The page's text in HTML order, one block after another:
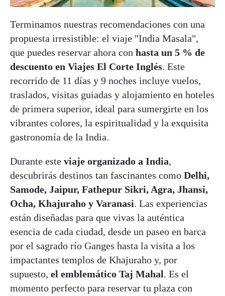
Terminamos nuestras recomendaciones con una
propuesta irresistible: el viaje "India Masala",
que puedes reservar ahora con hasta un 5 % de
descuento en Viajes El Corte Inglés. Este
recorrido de 11 días y 9 noches incluye vuelos,
traslados, visitas guiadas y alojamiento en hoteles
de primera superior, ideal para sumergirte en los
vibrantes colores, la espiritualidad y la exquisita
gastronomía de la India.
Durante este viaje organizado a India,
descubrirás destinos tan fascinantes como Delhi,
Samode, Jaipur, Fathepur Sikri, Agra, Jhansi,
Ocha, Khajuraho y Varanasi. Las experiencias
están diseñadas para que vivas la auténtica
esencia de cada ciudad, desde un paseo en barca
por el sagrado río Ganges hasta la visita a los
impactantes templos de Khajuraho y, por
supuesto, el emblemático Taj Mahal. Es el
momento perfecto para reservar tu plaza con